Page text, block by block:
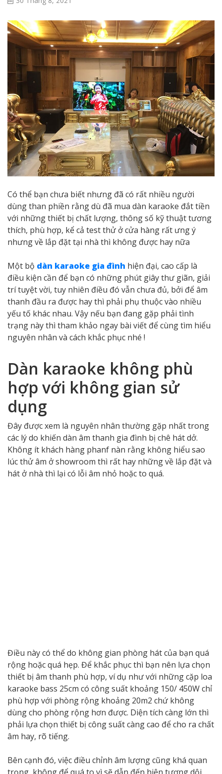
Có thể bạn chưa biết nhưng đã có rất nhiều người
dùng than phiền rằng dù đã mua dàn karaoke đắt tiền
với những thiết bị chất lượng, thông số kỹ thuật tương
thích, phù hợp, kể cả test thử ở cửa hàng rất ưng ý
nhưng về lắp đặt tại nhà thì không được hay nữa
Một bộ dàn karaoke gia đình hiện đại, cao cấp là
điều kiện cần để bạn có những phút giây thư giãn, giải
trí tuyệt vời, tuy nhiên điều đó vẫn chưa đủ, bởi để âm
thanh đầu ra được hay thì phải phụ thuộc vào nhiều
yếu tố khác nhau. Vậy nếu bạn đang gặp phải tình
trạng này thì tham khảo ngay bài viết để cùng tìm hiểu
nguyên nhân và cách khắc phục nhé !
Dàn karaoke không phù
hợp với không gian sử
dụng
Đây được xem là nguyên nhân thường gặp nhất trong
các lý do khiến dàn âm thanh gia đình bị chê hát dở.
Không ít khách hàng phanf nàn rằng không hiểu sao
lúc thử âm ở showroom thì rất hay những về lắp đặt và
hát ở nhà thì lại có lỗi âm nhỏ hoặc to quá.
Điều này có thể do không gian phòng hát của bạn quá
rộng hoặc quá hẹp. Để khắc phục thì bạn nên lựa chọn
thiết bị âm thanh phù hợp, ví dụ như với những cặp loa
karaoke bass 25cm có công suất khoảng 150/ 450W chỉ
phù hợp với phòng rộng khoảng 20m2 chứ không
dùng cho phòng rộng hơn được. Diện tích càng lớn thì
phải lựa chọn thiết bị công suất càng cao để cho ra chất
âm hay, rõ tiếng.
Bên cạnh đó, việc điều chỉnh âm lượng cũng khá quan
trọng, không để quá to vì sẽ dẫn đến hiện tượng dội